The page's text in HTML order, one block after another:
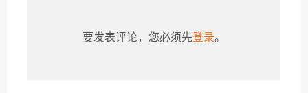
要发表评论，您必须先登录。